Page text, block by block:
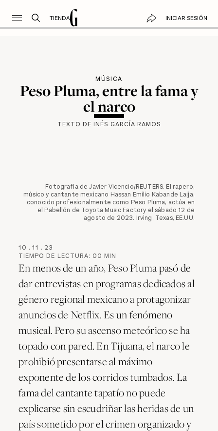
TIENDA INICIAR SESIÓN
MÚSICA
Peso Pluma, entre la fama y
el narco
TEXTO DEINÉS GARCÍA RAMOS
Fotografía de Javier Vicencio/REUTERS. El rapero,
músico y cantante mexicano Hassan Emilio Kabande Laija,
conocido profesionalmente como Peso Pluma, actúa en
el Pabellón de Toyota Music Factory el sábado 12 de
agosto de 2023. Irving, Texas, EE.UU.
10 . 11 . 23
TIEMPO DE LECTURA: 00 MIN
En menos de un año, Peso Pluma pasó de
dar entrevistas en programas dedicados al
género regional mexicano a protagonizar
anuncios de Netflix. Es un fenómeno
musical. Pero su ascenso meteórico se ha
topado con pared. En Tijuana, el narco le
prohibió presentarse al máximo
exponente de los corridos tumbados. La
fama del cantante tapatío no puede
explicarse sin escudriñar las heridas de un
país sometido por el crimen organizado y